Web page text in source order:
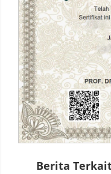
Berita